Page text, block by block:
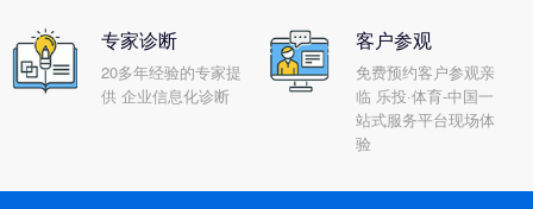
专家诊断
20多年经验的专家提
供 企业信息化诊断
客户参观
免费预约客户参观亲
临 乐投·体育-中国一
站式服务平台现场体
验